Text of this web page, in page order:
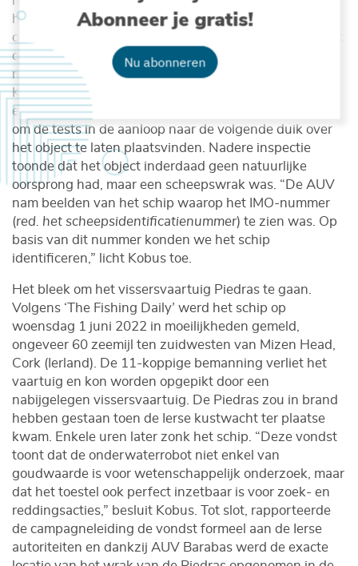
Abonneer je gratis!
Nu abonneren
hen iets speciaal op. Een van de gedetecteerde
objecten op het pad van de AUV zag er onnatuurlijk uit
qua vorm, afmetingen en schaduw. Voor een leek
moeilijk waar te nemen, maar het getrainde oog van
Kobus viel het meteen op. Dit object wilden ze wel
eens van naderbij bekijken, waartoe het team besloot
om de tests in de aanloop naar de volgende duik over
het object te laten plaatsvinden. Nadere inspectie
toonde dat het object inderdaad geen natuurlijke
oorsprong had, maar een scheepswrak was. “De AUV
nam beelden van het schip waarop het IMO-nummer
(red. het scheepsidentificatienummer) te zien was. Op
basis van dit nummer konden we het schip
identificeren,” licht Kobus toe.
Het bleek om het vissersvaartuig Piedras te gaan.
Volgens ‘The Fishing Daily’ werd het schip op
woensdag 1 juni 2022 in moeilijkheden gemeld,
ongeveer 60 zeemijl ten zuidwesten van Mizen Head,
Cork (Ierland). De 11-koppige bemanning verliet het
vaartuig en kon worden opgepikt door een
nabijgelegen vissersvaartuig. De Piedras zou in brand
hebben gestaan toen de Ierse kustwacht ter plaatse
kwam. Enkele uren later zonk het schip. “Deze vondst
toont dat de onderwaterrobot niet enkel van
goudwaarde is voor wetenschappelijk onderzoek, maar
dat het toestel ook perfect inzetbaar is voor zoek- en
reddingsacties,” besluit Kobus. Tot slot, rapporteerde
de campagneleiding de vondst formeel aan de Ierse
autoriteiten en dankzij AUV Barabas werd de exacte